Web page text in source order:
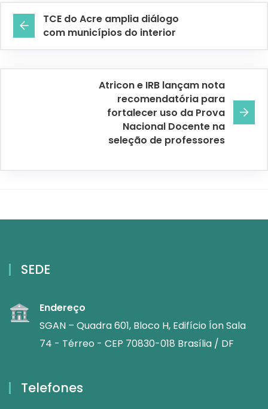
TCE do Acre amplia diálogo
com municípios do interior
Atricon e IRB lançam nota
recomendatória para
fortalecer uso da Prova
Nacional Docente na
seleção de professores
SEDE
Endereço
SGAN – Quadra 601, Bloco H, Edifício Íon Sala
74 - Térreo - CEP 70830-018 Brasília / DF
Telefones